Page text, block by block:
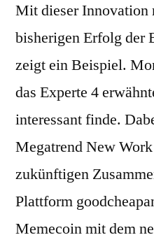
Mit dieser Innovation
bisherigen Erfolg der
zeigt ein Beispiel.
das Experte 4
interessant finde.
Megatrend New
zukünftigen
Plattform
Memecoin mit dem